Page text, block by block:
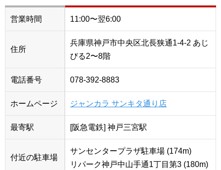
営業時間 11:00〜翌6:00
住所
兵庫県神戸市中央区北長狭通1-4-2 あじ
びる2〜8階
電話番号 078-392-8883
ホームページ ジャンカラ サンキタ通り店
最寄駅 [阪急電鉄] 神戸三宮駅
付近の駐車場
サンセンタープラザ駐車場 (174m)
リパーク神戸中山手通1丁目第3 (180m)